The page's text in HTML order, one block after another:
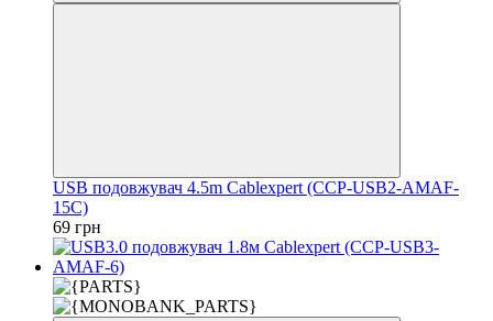
USB подовжувач 4.5m Cablexpert (CCP-USB2-AMAF-
15C)
69 грн